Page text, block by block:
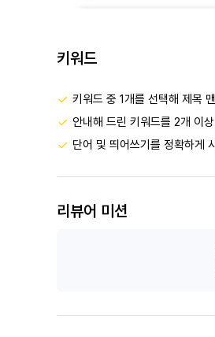
키워드
키워드 중 1개를 선택해 제목
안내해 드린 키워드를 2개 이
단어 및 띄어쓰기를 정확하게
리뷰어 미션